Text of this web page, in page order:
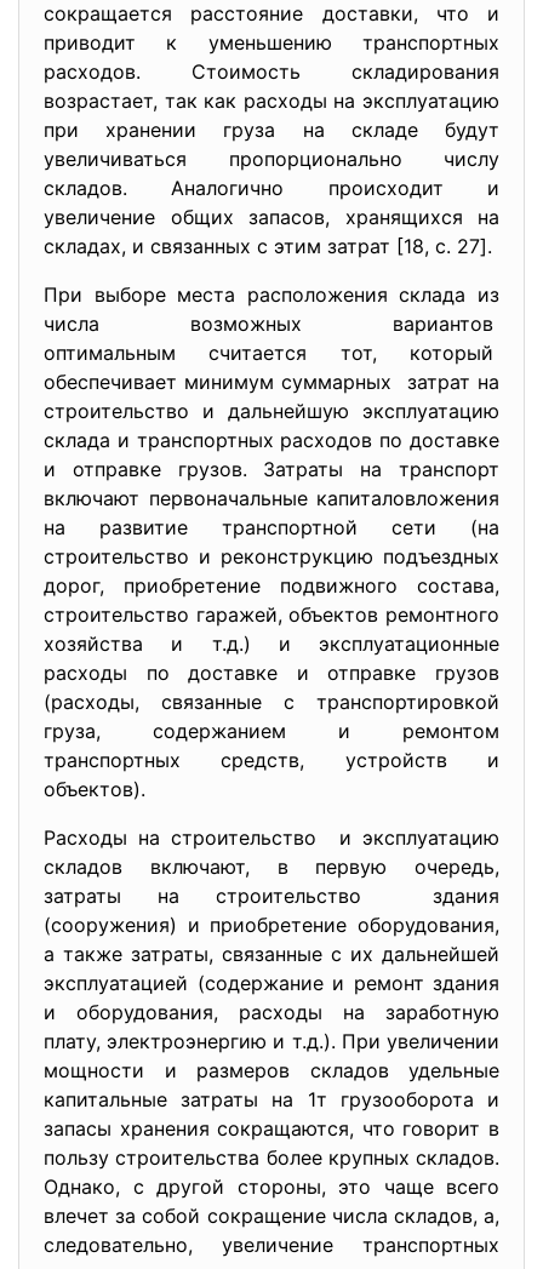
сокращается расстояние доставки, что и
приводит к уменьшению транспортных
расходов. Стоимость складирования
возрастает, так как расходы на эксплуатацию
при хранении груза на складе будут
увеличиваться пропорционально числу
складов. Аналогично происходит и
увеличение общих запасов, хранящихся на
складах, и связанных с этим затрат [18, c. 27].
При выборе места расположения склада из
числа возможных вариантов
оптимальным считается тот, который
обеспечивает минимум суммарных затрат на
строительство и дальнейшую эксплуатацию
склада и транспортных расходов по доставке
и отправке грузов. Затраты на транспорт
включают первоначальные капиталовложения
на развитие транспортной сети (на
строительство и реконструкцию подъездных
дорог, приобретение подвижного состава,
строительство гаражей, объектов ремонтного
хозяйства и т.д.) и эксплуатационные
расходы по доставке и отправке грузов
(расходы, связанные с транспортировкой
груза, содержанием и ремонтом
транспортных средств, устройств и
объектов).
Расходы на строительство и эксплуатацию
складов включают, в первую очередь,
затраты на строительство здания
(сооружения) и приобретение оборудования,
а также затраты, связанные с их дальнейшей
эксплуатацией (содержание и ремонт здания
и оборудования, расходы на заработную
плату, электроэнергию и т.д.). При увеличении
мощности и размеров складов удельные
капитальные затраты на 1т грузооборота и
запасы хранения сокращаются, что говорит в
пользу строительства более крупных складов.
Однако, с другой стороны, это чаще всего
влечет за собой сокращение числа складов, а,
следовательно, увеличение транспортных